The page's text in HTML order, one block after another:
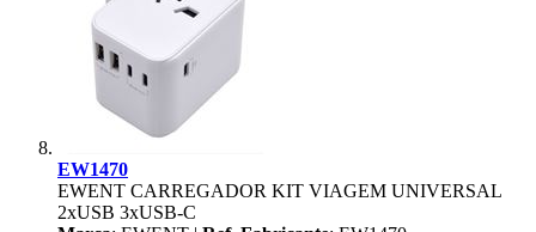
EW1470
EWENT CARREGADOR KIT VIAGEM UNIVERSAL
2xUSB 3xUSB-C